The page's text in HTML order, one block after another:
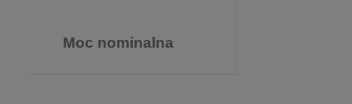
Moc nominalna